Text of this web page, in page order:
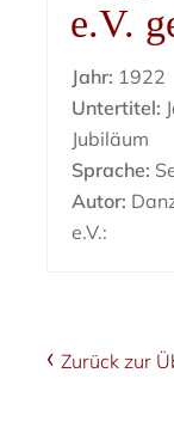
e.V.
Jahr: 1922
Untertitel:
Jubiläum
Sprache:
Autor:
e.V.:
Zurück zur